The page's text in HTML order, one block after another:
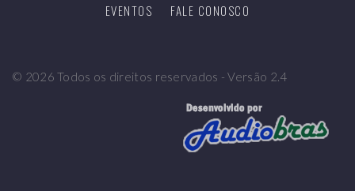
EVENTOS
FALE CONOSCO
© 2026 Todos os direitos reservados - Versão 2.4